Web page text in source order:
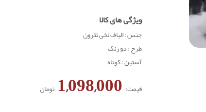
ویژگی های کالا
جنس : الیاف نخی تترون
طرح : دو رنگ
آستین : کوتاه
قیمت:
تومان